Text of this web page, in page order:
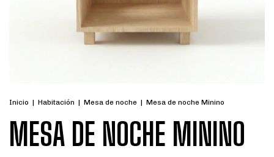
Inicio | Habitación | Mesa de noche | Mesa de noche Minino
MESA DE NOCHE MININO